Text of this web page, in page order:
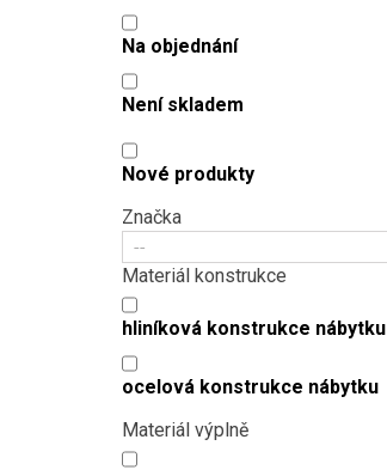
Na objednání
Není skladem
Nové produkty
Značka
Materiál konstrukce
hliníková konstrukce nábytku
ocelová konstrukce nábytku
Materiál výplně